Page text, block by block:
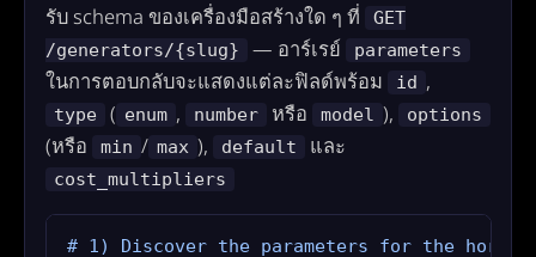
รับ schema ของเครื่องมือสร้างใด ๆ ที่
GET
/generators/{slug}
— อาร์เรย์ parameters
ในการตอบกลับจะแสดงแต่ละฟิลด์พร้อม id ,
type ( enum , number หรือ model ), options
(หรือ min / max ), default และ
cost_multipliers
# 1) Discover the parameters for the